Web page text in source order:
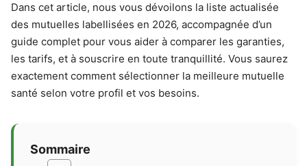
Dans cet article, nous vous dévoilons la liste actualisée
des mutuelles labellisées en 2026, accompagnée d’un
guide complet pour vous aider à comparer les garanties,
les tarifs, et à souscrire en toute tranquillité. Vous saurez
exactement comment sélectionner la meilleure mutuelle
santé selon votre profil et vos besoins.
Sommaire